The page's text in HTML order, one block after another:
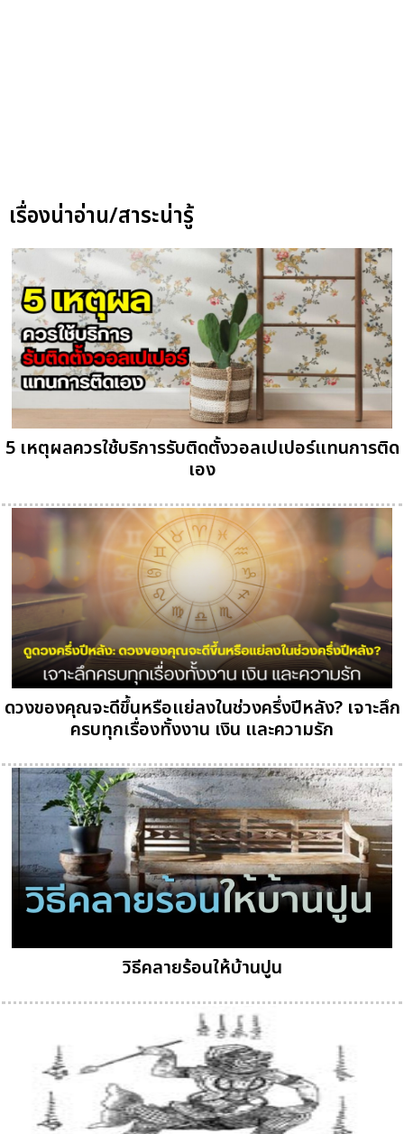
เรื่องน่าอ่าน/สาระน่ารู้
5 เหตุผลควรใช้บริการรับติดตั้งวอลเปเปอร์แทนการติด
เอง
ดวงของคุณจะดีขึ้นหรือแย่ลงในช่วงครึ่งปีหลัง? เจาะลึก
ครบทุกเรื่องทั้งงาน เงิน และความรัก
วิธีคลายร้อนให้บ้านปูน